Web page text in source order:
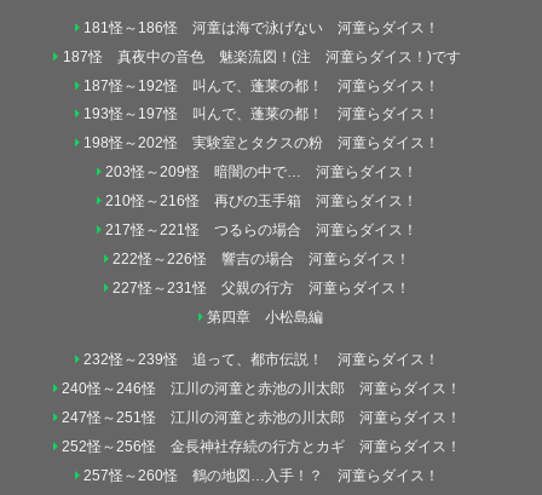
181怪～186怪 河童は海で泳げない 河童らダイス！
187怪 真夜中の音色 魅楽流図！(注 河童らダイス！)です
187怪～192怪 叫んで、蓬莱の都！ 河童らダイス！
193怪～197怪 叫んで、蓬莱の都！ 河童らダイス！
198怪～202怪 実験室とタクスの粉 河童らダイス！
203怪～209怪 暗闇の中で… 河童らダイス！
210怪～216怪 再びの玉手箱 河童らダイス！
217怪～221怪 つるらの場合 河童らダイス！
222怪～226怪 響吉の場合 河童らダイス！
227怪～231怪 父親の行方 河童らダイス！
第四章 小松島編
232怪～239怪 追って、都市伝説！ 河童らダイス！
240怪～246怪 江川の河童と赤池の川太郎 河童らダイス！
247怪～251怪 江川の河童と赤池の川太郎 河童らダイス！
252怪～256怪 金長神社存続の行方とカギ 河童らダイス！
257怪～260怪 鶴の地図…入手！？ 河童らダイス！